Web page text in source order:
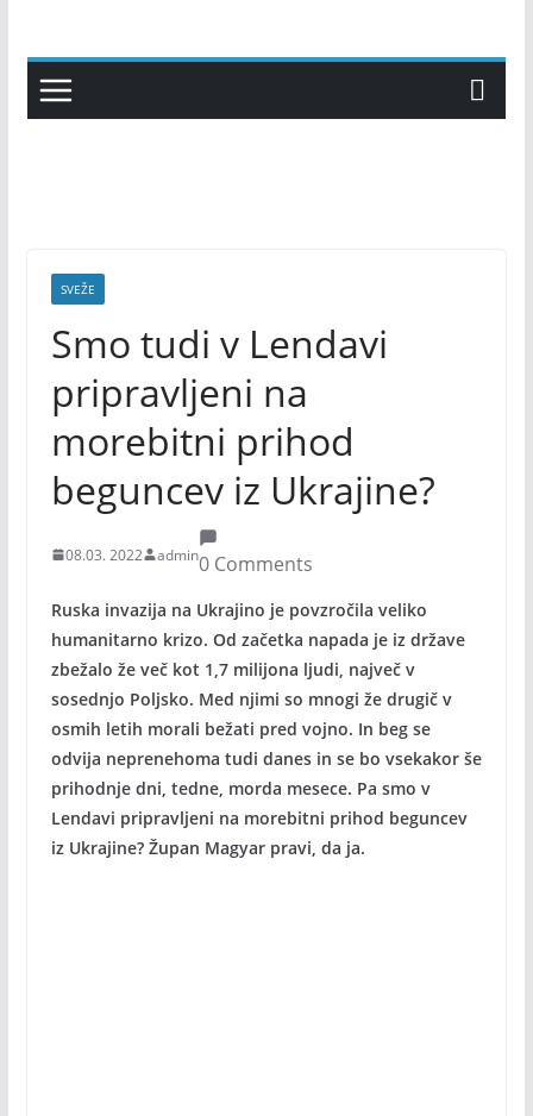
content
SVEŽE
Smo tudi v Lendavi
pripravljeni na
morebitni prihod
beguncev iz Ukrajine?
08.03. 2022 admin0 Comments
Ruska invazija na Ukrajino je povzročila veliko
humanitarno krizo. Od začetka napada je iz države
zbežalo že več kot 1,7 milijona ljudi, največ v
sosednjo Poljsko. Med njimi so mnogi že drugič v
osmih letih morali bežati pred vojno. In beg se
odvija neprenehoma tudi danes in se bo vsekakor še
prihodnje dni, tedne, morda mesece. Pa smo v
Lendavi pripravljeni na morebitni prihod beguncev
iz Ukrajine? Župan Magyar pravi, da ja.